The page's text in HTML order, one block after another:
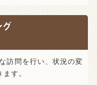
訪問を行い、状況の変
す。